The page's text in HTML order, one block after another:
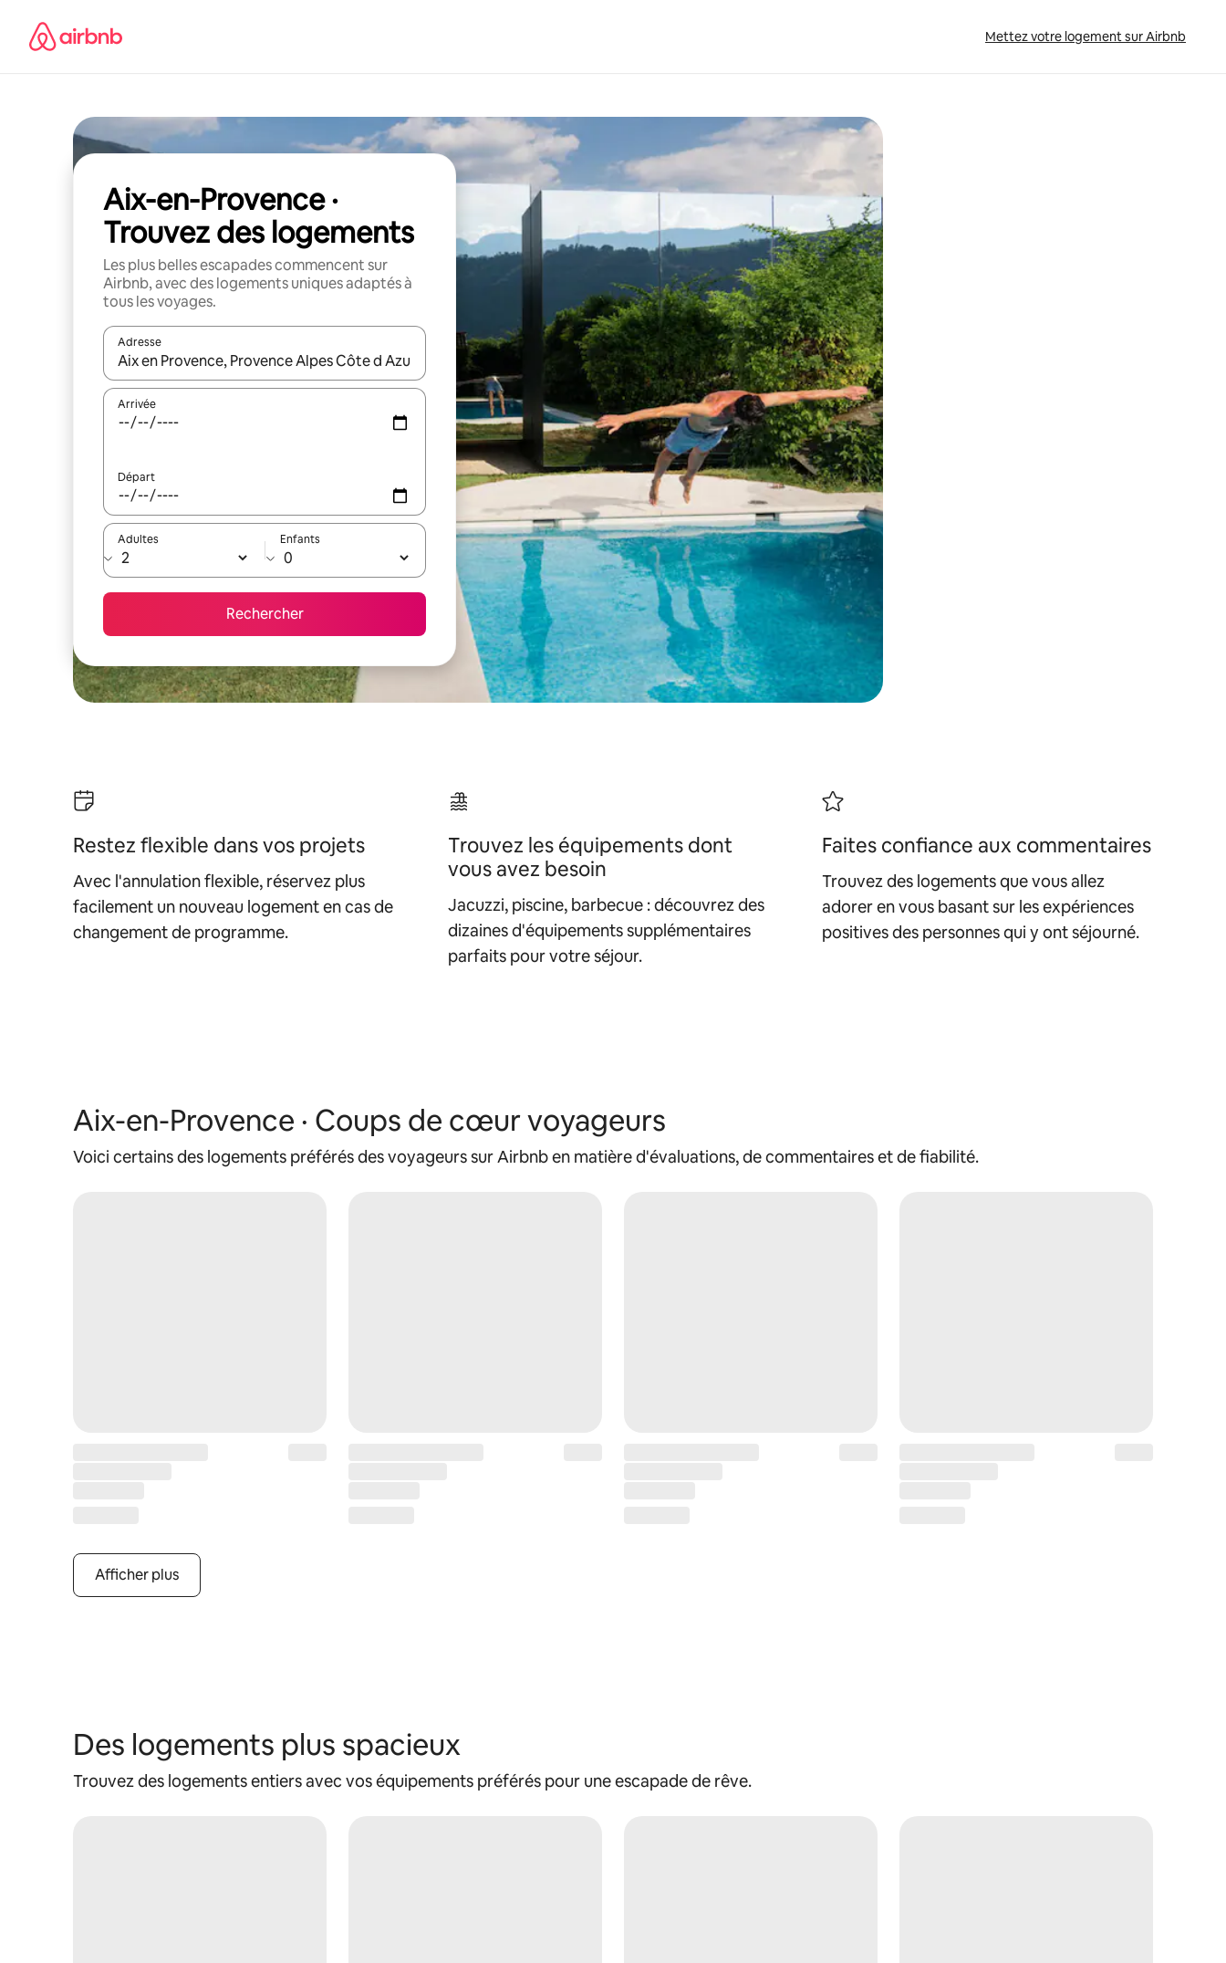
directement
Mettez votre logement sur Airbnb
Aix-en-Provence ·
Trouvez des logements
Les plus belles escapades commencent sur
Airbnb, avec des logements uniques adaptés à
tous les voyages.
Adresse
Lorsque les résultats s'affichent, utilisez les flèches vers le haut et vers le bas pour les parcourir ou en appuyant et en faisant glisser.
Arrivée
Départ
Adultes Enfants
Rechercher
Restez flexible dans vos projets
Avec l'annulation flexible, réservez plus
facilement un nouveau logement en cas de
changement de programme.
Trouvez les équipements dont
vous avez besoin
Jacuzzi, piscine, barbecue : découvrez des
dizaines d'équipements supplémentaires
parfaits pour votre séjour.
Faites confiance aux commentaires
Trouvez des logements que vous allez
adorer en vous basant sur les expériences
positives des personnes qui y ont séjourné.
Aix-en-Provence · Coups de cœur voyageurs
Voici certains des logements préférés des voyageurs sur Airbnb en matière d'évaluations, de commentaires et de fiabilité.
Afficher plus
Des logements plus spacieux
Trouvez des logements entiers avec vos équipements préférés pour une escapade de rêve.